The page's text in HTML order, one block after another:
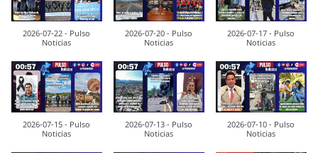
2026-07-22 - Pulso
Noticias
2026-07-20 - Pulso
Noticias
2026-07-17 - Pulso
Noticias
2026-07-15 - Pulso
Noticias
2026-07-13 - Pulso
Noticias
2026-07-10 - Pulso
Noticias